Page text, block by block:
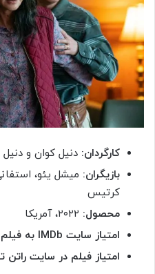
کارگردان: دنیل کوان و
بازیگران: میشل یئو،
کرتیس
محصول:
امتیاز سایت IMDb به فیلم:
امتیاز فیلم در سایت راتن